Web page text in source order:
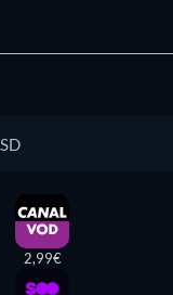
SD
2,99€